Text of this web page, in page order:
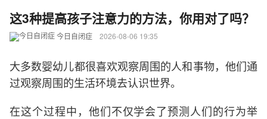
这3种提高孩子注意力的方法，你用对了吗？
今日自闭症 2026-08-06 19:35
大多数婴幼儿都很喜欢观察周围的人和事物，他们通
过观察周围的生活环境去认识世界。
在这个过程中，他们不仅学会了预测人们的行为举